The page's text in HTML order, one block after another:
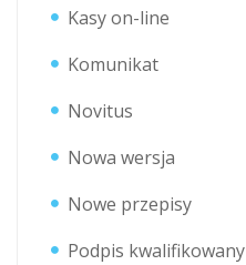
Kasy on-line
Komunikat
Novitus
Nowa wersja
Nowe przepisy
Podpis kwalifikowany